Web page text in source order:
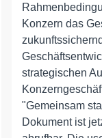
Konzern das
strategischen
"Gemeinsam
Dokument ist